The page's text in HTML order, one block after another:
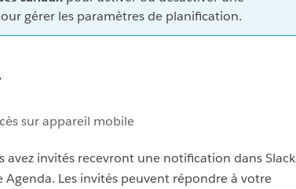
gérer les paramètres de planification.
sur appareil mobile
avez invités recevront une notification dans Slack
Agenda. Les invités peuvent répondre à votre